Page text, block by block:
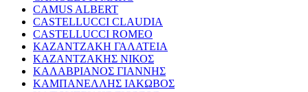
CAMUS ALBERT
CASTELLUCCI CLAUDIA
CASTELLUCCI ROMEO
ΚΑΖΑΝΤΖΑΚΗ ΓΑΛΑΤΕΙΑ
ΚΑΖΑΝΤΖΑΚΗΣ ΝΙΚΟΣ
ΚΑΛΑΒΡΙΑΝΟΣ ΓΙΑΝΝΗΣ
ΚΑΜΠΑΝΕΛΛΗΣ ΙΑΚΩΒΟΣ